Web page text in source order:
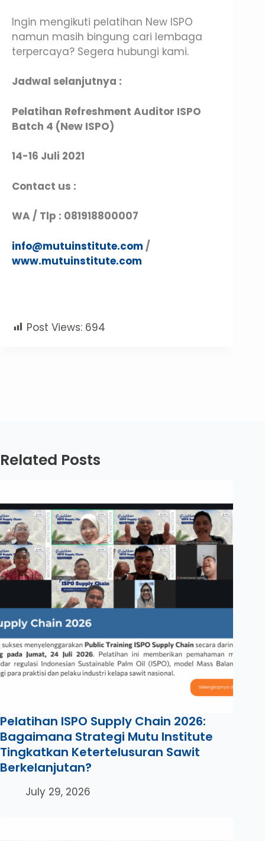
Ingin mengikuti pelatihan New ISPO
namun masih bingung cari lembaga
terpercaya? Segera hubungi kami.
Jadwal selanjutnya :
Pelatihan Refreshment Auditor ISPO
Batch 4 (New ISPO)
14-16 Juli 2021
Contact us :
WA / Tlp : 081918800007
info@mutuinstitute.com /
www.mutuinstitute.com
Post Views: 694
Related Posts
Pelatihan ISPO Supply Chain 2026:
Bagaimana Strategi Mutu Institute
Tingkatkan Ketertelusuran Sawit
Berkelanjutan?
July 29, 2026